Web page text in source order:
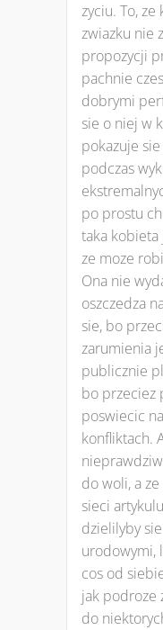
zyciu. To,
zwiazku nie
propozycji
pachnie
dobrymi
sie o niej w
pokazuje
podczas
po prostu
taka kobieta
ze moze
Ona nie
oszczedza
sie, bo
zarumienia
publicznie
bo przeciez
poswiecic
konfliktach.
do woli, a
sieci
dzielilyby
urodowymi,
cos od
jak podroze
do